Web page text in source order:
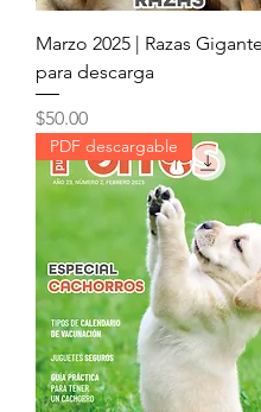
Marzo 2025 | Razas
para descarga
Precio
$50.00
PDF descargable